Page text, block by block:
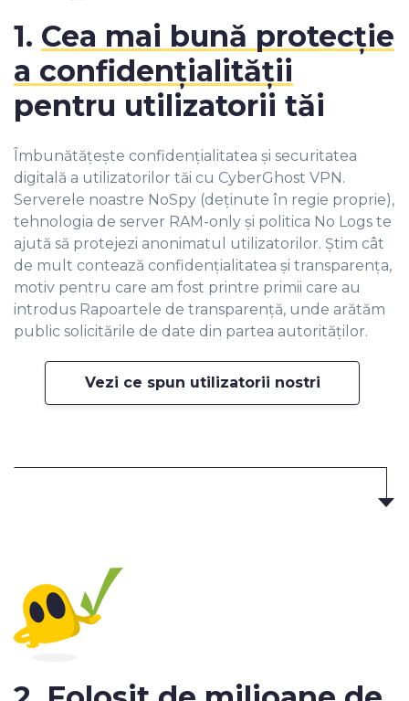
1. Cea mai bună protecție
a confidențialității
pentru utilizatorii tăi
Îmbunătățește confidențialitatea și securitatea
digitală a utilizatorilor tăi cu CyberGhost VPN.
Serverele noastre NoSpy (deținute în regie proprie),
tehnologia de server RAM-only și politica No Logs te
ajută să protejezi anonimatul utilizatorilor. Știm cât
de mult contează confidențialitatea și transparența,
motiv pentru care am fost printre primii care au
introdus Rapoartele de transparență, unde arătăm
public solicitările de date din partea autorităților.
Vezi ce spun utilizatorii nostri